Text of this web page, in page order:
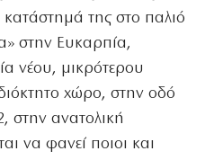
κατάστημά της στο παλιό
στην Ευκαρπία,
νέου, μικρότερου
χώρο, στην οδό
στην ανατολική
να φανεί ποιοι και